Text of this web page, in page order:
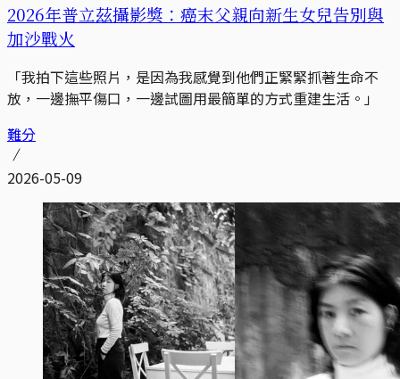
2026年普立茲攝影獎：癌末父親向新生女兒告別與
加沙戰火
「我拍下這些照片，是因為我感覺到他們正緊緊抓著生命不
放，一邊撫平傷口，一邊試圖用最簡單的方式重建生活。」
難分
2026-05-09